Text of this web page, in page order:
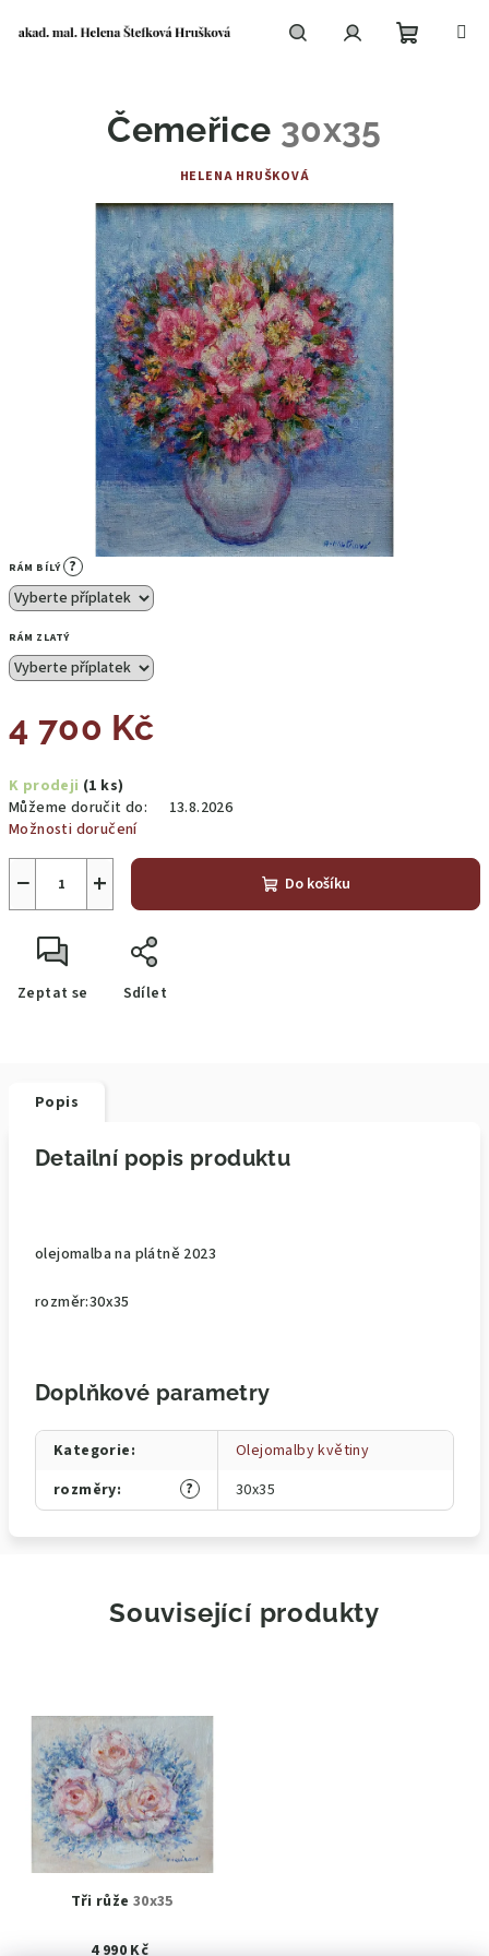
RÁM BÍLÝ ?
RÁM ZLATÝ
4 700 Kč
cena:
K prodeji (1 ks)
Můžeme doručit do:
13.8.2026
Možnosti doručení
+
− Do košíku
Zeptat se Sdílet
Čemeřice 30x35
HELENA HRUŠKOVÁ
Popis
Detailní popis produktu
olejomalba na plátně 2023
rozměr:30x35
Doplňkové parametry
Kategorie:
Olejomalby květiny
?
rozměry: 30x35
Související produkty
Tři růže 30x35
4 990 Kč